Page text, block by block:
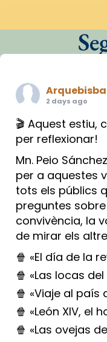
2 days ago
🎬 Aquest estiu,
per reflexionar!
Mn. Peio
per a aquestes
tots els públics
preguntes
convivència, la
de mirar els
🍿 «El día de la
🍿 «Las locas
🍿 «Viaje al país
🍿 «León XIV, el
🍿 «Las ovejas